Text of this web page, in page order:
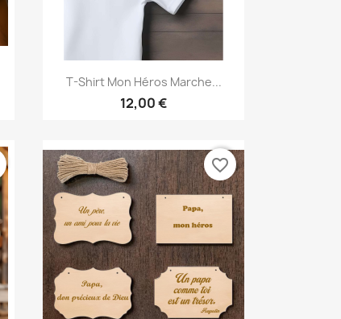
Aperçu rapide
T-Shirt Mon Héros Marche...
12,00 €
favorite_border